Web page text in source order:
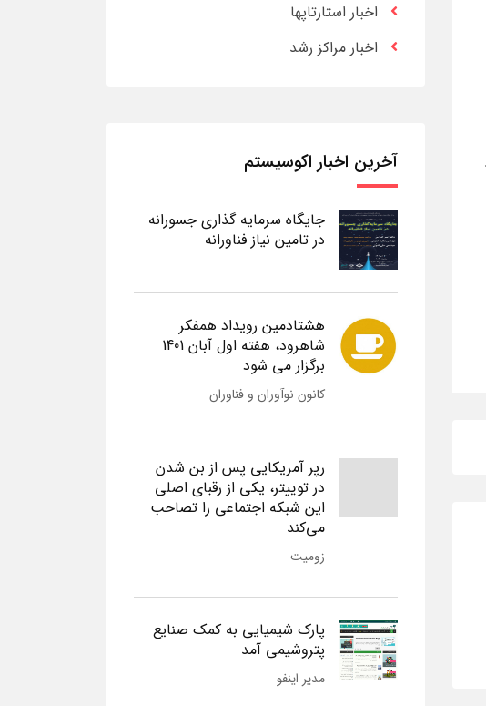
اخبار استارتاپها
اخبار مراکز رشد
آخرین اخبار اکوسیستم
جایگاه سرمایه گذاری جسورانه
در تامین نیاز فناورانه
هشتادمین رویداد همفکر
شاهرود، هفته اول آبان 1401
برگزار می شود
کانون نوآوران و فناوران
رپر آمریکایی پس از بن شدن
در توییتر، یکی از رقبای اصلی
این شبکه اجتماعی را تصاحب
می‌کند
زومیت
پارک شیمیایی به کمک صنایع
پتروشیمی آمد
مدیر اینفو